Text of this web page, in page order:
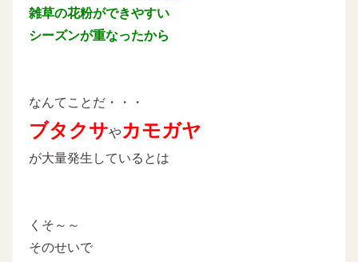
雑草の花粉ができやすい
シーズンが重なったから
なんてことだ・・・
ブタクサやカモガヤ
が大量発生しているとは
くそ～～
そのせいで